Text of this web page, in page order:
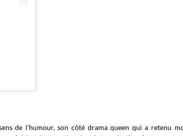
de l’humour, son côté drama queen qui a retenu